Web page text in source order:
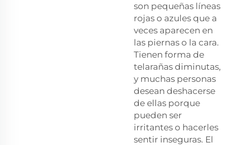
son pequeñas líneas
rojas o azules que a
veces aparecen en
las piernas o la cara.
Tienen forma de
telarañas diminutas,
y muchas personas
desean deshacerse
de ellas porque
pueden ser
irritantes o hacerles
sentir inseguras. El